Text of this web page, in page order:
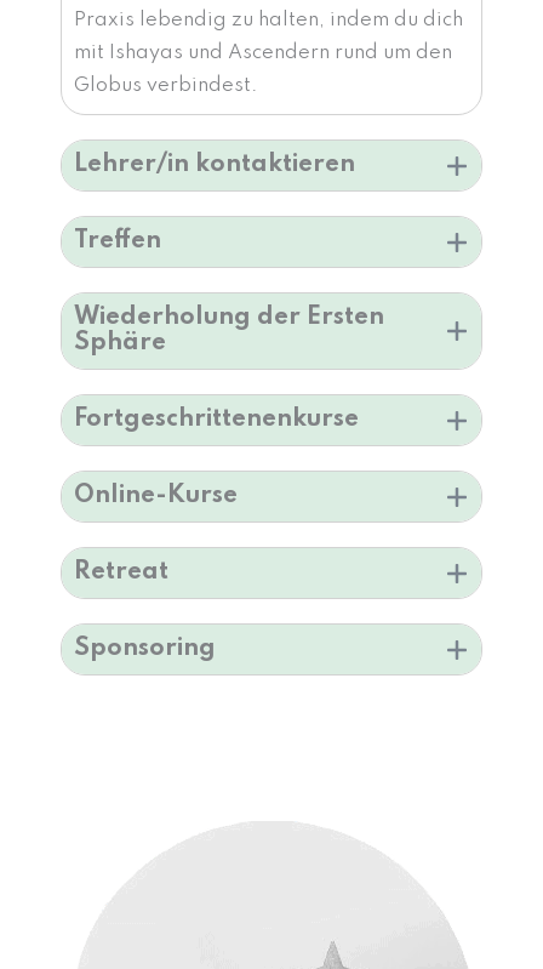
Praxis lebendig zu halten, indem du dich
mit Ishayas und Ascendern rund um den
Globus verbindest.
Lehrer/in kontaktieren
Treffen
Wiederholung der Ersten
Sphäre
Fortgeschrittenenkurse
Online-Kurse
Retreat
Sponsoring